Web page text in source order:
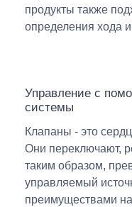
продукты также
определения хода
Управление с
системы
Клапаны - это
Они переключают,
таким образом,
управляемый
преимуществами